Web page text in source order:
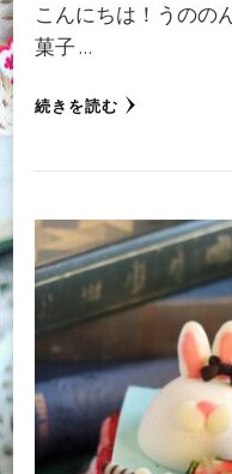
こんにちは！うのの
菓子 …
続きを読む